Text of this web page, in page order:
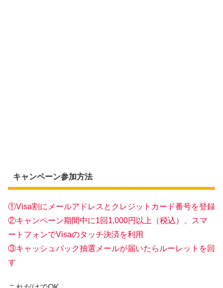
キャンペーン参加方法
①Visa割にメールアドレスとクレジットカード番号を登録
②キャンペーン期間中に1回1,000円以上（税込）、スマ
ートフォンでVisaのタッチ決済を利用
③キャッシュバック抽選メールが届いたらルーレットを回
す